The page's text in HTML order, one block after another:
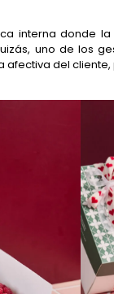
interna donde
uno de los
afectiva del